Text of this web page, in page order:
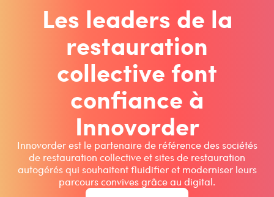
Les leaders de la
restauration
collective font
confiance à
Innovorder
Innovorder est le partenaire de référence des sociétés
de restauration collective et sites de restauration
autogérés qui souhaitent fluidifier et moderniser leurs
parcours convives grâce au digital.